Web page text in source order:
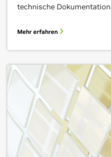
technische
Mehr erfahren